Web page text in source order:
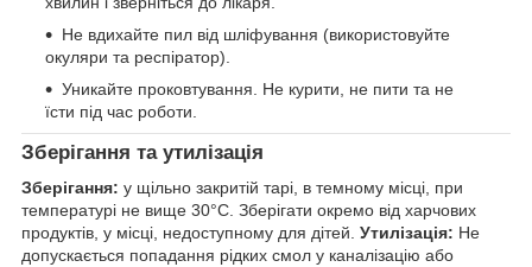
Не вдихайте пил від шліфування (використовуйте
окуляри та респіратор).
Уникайте проковтування. Не курити, не пити та не
їсти під час роботи.
Зберігання та утилізація
Зберігання: у щільно закритій тарі, в темному місці, при
температурі не вище 30°С. Зберігати окремо від харчових
продуктів, у місці, недоступному для дітей. Утилізація: Не
допускається попадання рідких смол у каналізацію або